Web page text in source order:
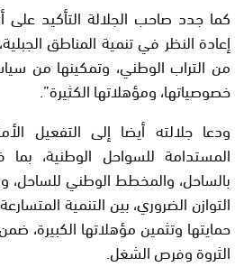
كما جدد صاحب الجلالة التأكيد
من التراب الوطني، وتمكينها من
خصوصياتها، ومؤهلاتها الكثيرة”.
ودعا جلالته أيضا إلى التفعيل
المستدامة للسواحل الوطنية،
بالساحل، والمخطط الوطني
التوازن الضروري، بين التنمية
حمايتها وتثمين مؤهلاتها الكبيرة،
الثروة وفرص الشغل.